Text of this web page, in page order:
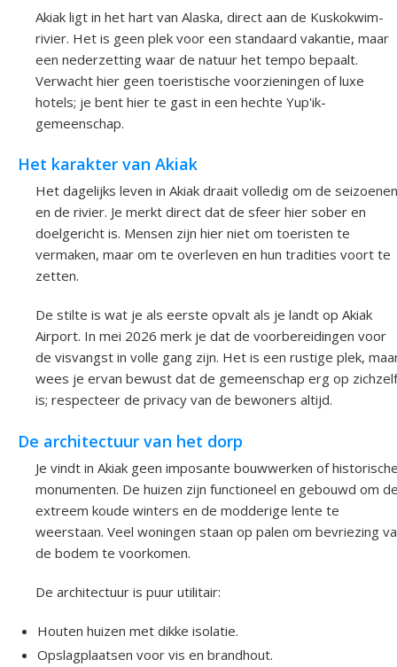
Akiak ligt in het hart van Alaska, direct aan de Kuskokwim-
rivier. Het is geen plek voor een standaard vakantie, maar
een nederzetting waar de natuur het tempo bepaalt.
Verwacht hier geen toeristische voorzieningen of luxe
hotels; je bent hier te gast in een hechte Yup'ik-
gemeenschap.
Het karakter van Akiak
Het dagelijks leven in Akiak draait volledig om de seizoenen
en de rivier. Je merkt direct dat de sfeer hier sober en
doelgericht is. Mensen zijn hier niet om toeristen te
vermaken, maar om te overleven en hun tradities voort te
zetten.
De stilte is wat je als eerste opvalt als je landt op Akiak
Airport. In mei 2026 merk je dat de voorbereidingen voor
de visvangst in volle gang zijn. Het is een rustige plek,
wees je ervan bewust dat de gemeenschap erg op zichzelf
is; respecteer de privacy van de bewoners altijd.
De architectuur van het dorp
Je vindt in Akiak geen imposante bouwwerken of
monumenten. De huizen zijn functioneel en gebouwd om
extreem koude winters en de modderige lente te
weerstaan. Veel woningen staan op palen om bevriezing
de bodem te voorkomen.
De architectuur is puur utilitair:
Houten huizen met dikke isolatie.
Opslagplaatsen voor vis en brandhout.